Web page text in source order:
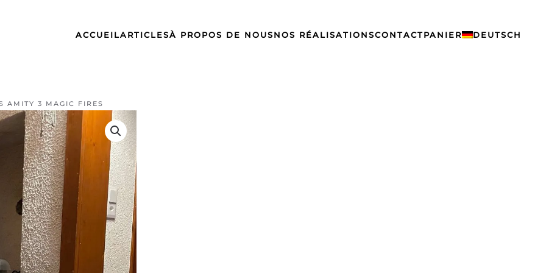
ACCUEILARTICLESÀ PROPOS DE NOUSNOS RÉALISATIONSCONTACTPANIER DEUTSCH
AMITY 3 MAGIC FIRES